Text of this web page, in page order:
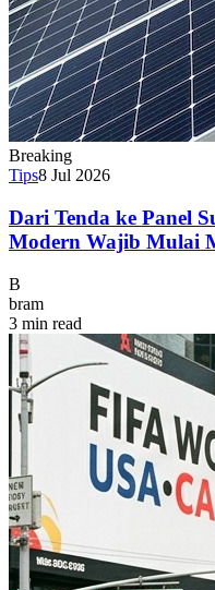
Breaking
Tips8 Jul 2026
Dari Tenda ke Panel
Modern Wajib Mulai
B
bram
3 min read